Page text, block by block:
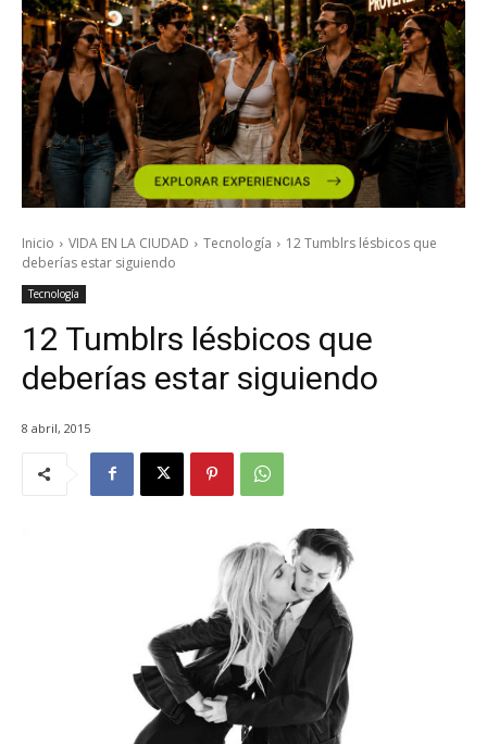
Inicio VIDA EN LA CIUDAD Tecnología
12 Tumblrs lésbicos que
deberías estar siguiendo
Tecnología
12 Tumblrs lésbicos que
deberías estar siguiendo
8 abril, 2015